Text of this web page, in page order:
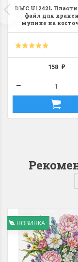
DMC U1242L
файл для
мулине на
158 ₽
НОВИНКА